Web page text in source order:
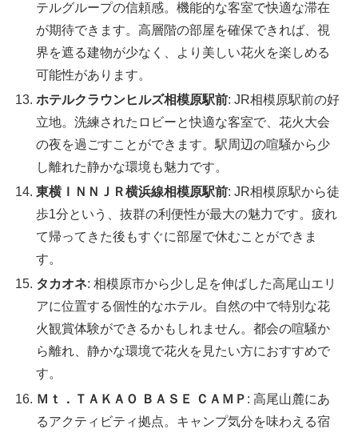
テルグループの信頼感。機能的な客室で快適な滞在
が期待できます。高層階の部屋を確保できれば、視
界を遮る建物が少なく、より美しい花火を楽しめる
可能性があります。
ホテルクラウンヒルズ相模原駅前: JR相模原駅前の好
立地。洗練されたロビーと快適な客室で、花火大会
の夜を過ごすことができます。駅周辺の喧騒から少
し離れた静かな環境も魅力です。
東横ＩＮＮＪＲ横浜線相模原駅前: JR相模原駅から徒
歩1分という、抜群の利便性が最大の魅力です。疲れ
て帰ってきた後もすぐに部屋で休むことができま
す。
タカオネ: 相模原市から少し足を伸ばした高尾山エリ
アに位置する個性的なホテル。自然の中で特別な花
火観賞体験ができるかもしれません。都会の喧騒か
ら離れ、静かな環境で花火を見たい方におすすめで
す。
Ｍｔ．ＴＡＫＡＯ ＢＡＳＥ ＣＡＭＰ : 高尾山麓にあ
るアクティビティ拠点。キャンプ気分を味わえる宿